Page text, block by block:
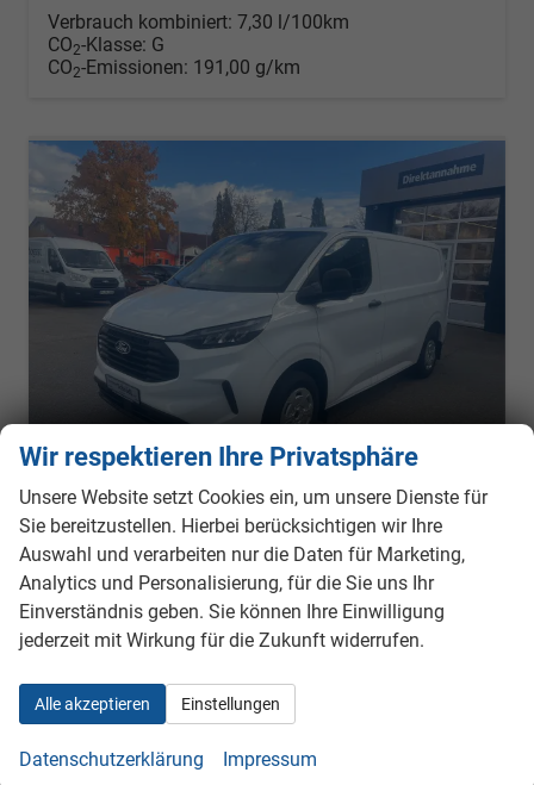
Verbrauch kombiniert: 7,30 l/100km
CO2-Klasse: G
CO2-Emissionen: 191,00 g/km
Ford Transit Custom
Trend 280 L1 FWD 2.0 EcoBlue
sofort lieferbar Neuwagen mit Tageszulassung
260056 Getriebe
Schalt. 6-Gang
Leistung 100 kW (136 PS) Kilometerstand
17.03.2026
35.990,– €
Wir respektieren Ihre Privatsphäre
Unsere Website setzt Cookies ein, um unsere Dienste für
Sie bereitzustellen. Hierbei berücksichtigen wir Ihre
Auswahl und verarbeiten nur die Daten für Marketing,
Analytics und Personalisierung, für die Sie uns Ihr
Einverständnis geben. Sie können Ihre Einwilligung
jederzeit mit Wirkung für die Zukunft widerrufen.
Alle akzeptieren Einstellungen
Datenschutzerklärung Impressum